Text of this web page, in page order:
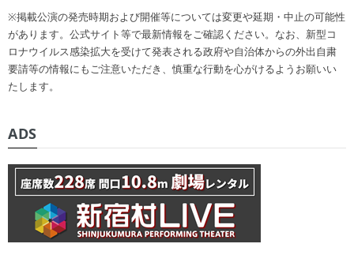
※掲載公演の発売時期および開催等については変更や延期・中止の可能性
があります。公式サイト等で最新情報をご確認ください。なお、新型コ
ロナウイルス感染拡大を受けて発表される政府や自治体からの外出自粛
要請等の情報にもご注意いただき、慎重な行動を心がけるようお願いい
たします。
ADS